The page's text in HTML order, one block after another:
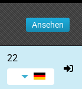
Ansehen
22